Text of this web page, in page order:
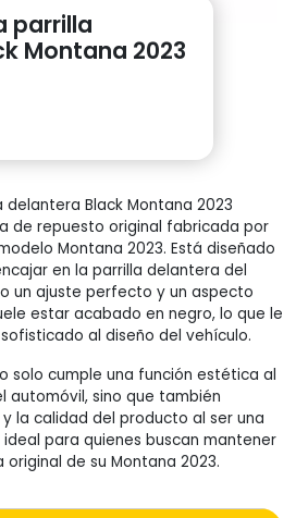
parrilla
Montana 2023
delantera Black Montana 2023
de repuesto original fabricada por
Montana 2023. Está diseñado
en la parrilla delantera del
un ajuste perfecto y un aspecto
estar acabado en negro, lo que le
al diseño del vehículo.
solo cumple una función estética al
automóvil, sino que también
la calidad del producto al ser una
ideal para quienes buscan mantener
de su Montana 2023.